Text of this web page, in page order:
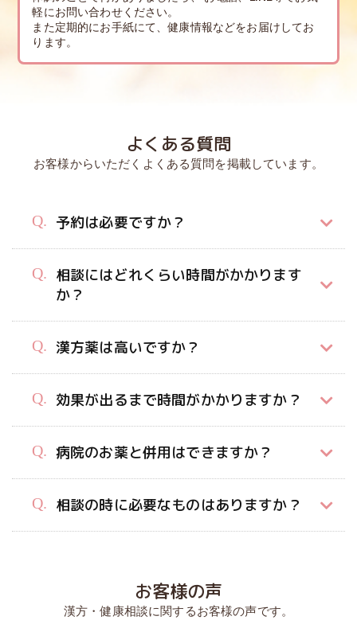
軽にお問い合わせください。
また定期的にお手紙にて、健康情報などをお届けしてお
ります。
よくある質問
お客様からいただくよくある質問を掲載しています。
予約は必要ですか？
相談にはどれくらい時間がかかります
か？
漢方薬は高いですか？
効果が出るまで時間がかかりますか？
病院のお薬と併用はできますか？
相談の時に必要なものはありますか？
お客様の声
漢方・健康相談に関するお客様の声です。